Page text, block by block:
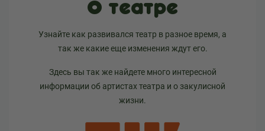
О театре
Узнайте как развивался театр в разное время, а
так же какие еще изменения ждут его.
Здесь вы так же найдете много интересной
информации об артистах театра и о закулисной
жизни.